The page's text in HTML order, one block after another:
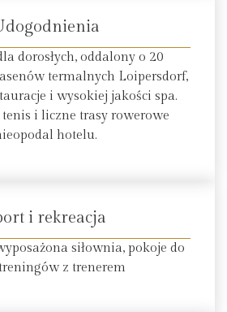
dorosłych, oddalony o 20
termalnych Loipersdorf,
i wysokiej jakości spa.
i liczne trasy rowerowe
hotelu.
i rekreacja
siłownia, pokoje do
z trenerem